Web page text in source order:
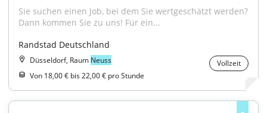
Sie suchen einen Job, bei dem Sie wertgeschätzt werden?
Dann kommen Sie zu uns! Für ein...
Randstad Deutschland
Düsseldorf, Raum Neuss
Vollzeit
Von 18,00 € bis 22,00 € pro Stunde